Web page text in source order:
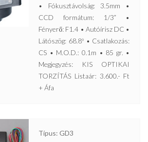
• Fókusztávolság: 3.5mm •
CCD formátum: 1/3” •
Fényerő: F1.4 • Autóírisz DC •
Látószög: 68.8º • Csatlakozás:
CS • M.O.D.: 0.1m • 85 gr. •
Megjegyzés: KIS OPTIKAI
TORZÍTÁS Listaár: 3.600.- Ft
+ Áfa
Típus: GD3